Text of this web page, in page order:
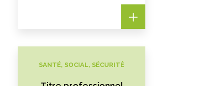
SANTÉ, SOCIAL, SÉCURITÉ